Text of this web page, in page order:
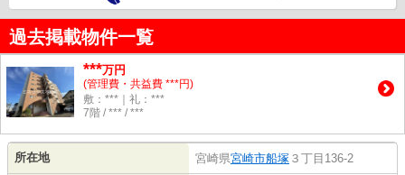
過去掲載物件一覧
***万円
(管理費・共益費 ***円)
敷：***｜礼：***
7階 / *** / ***
所在地 宮崎県宮崎市船塚 ３丁目136-2